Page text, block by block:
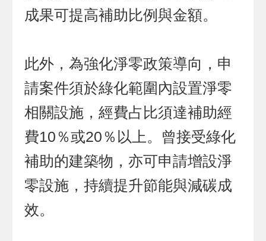
成果可提高補助比例與金額。
此外，為強化淨零政策導向，申
請案件須於綠化範圍內設置淨零
相關設施，經費占比須達補助經
費10％或20％以上。曾接受綠化
補助的建築物，亦可申請增設淨
零設施，持續提升節能與減碳成
效。